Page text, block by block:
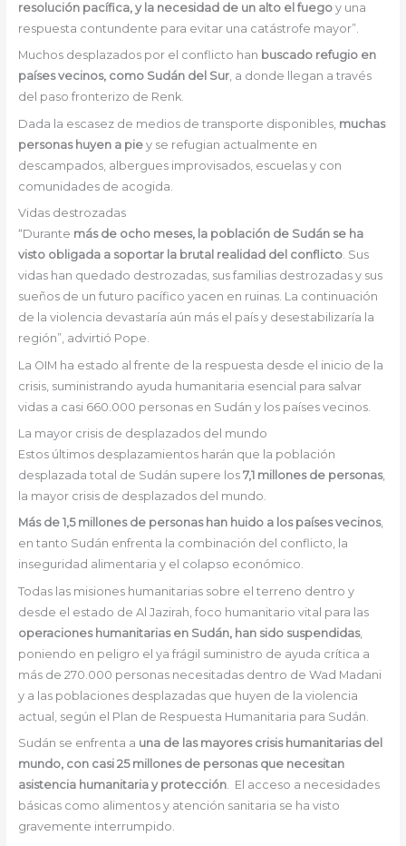
resolución pacífica, y la necesidad de un alto el fuegoy una
respuesta contundente para evitar una catástrofe mayor”.
Muchos desplazados por el conflicto han buscado refugio en
países vecinos, como Sudán del Sur, a donde llegan a través
del paso fronterizo de Renk.
Dada la escasez de medios de transporte disponibles, muchas
personas huyen a piey se refugian actualmente en
descampados, albergues improvisados, escuelas y con
comunidades de acogida.
Vidas destrozadas
“Durante más de ocho meses, la población de Sudán se ha
visto obligada a soportar la brutal realidad del conflicto. Sus
vidas han quedado destrozadas, sus familias destrozadas y sus
sueños de un futuro pacífico yacen en ruinas. La continuación
de la violencia devastaría aún más el país y desestabilizaría la
región”, advirtió Pope.
La OIM ha estado al frente de la respuesta desde el inicio de la
crisis, suministrando ayuda humanitaria esencial para salvar
vidas a casi 660.000 personas en Sudán y los países vecinos.
La mayor crisis de desplazados del mundo
Estos últimos desplazamientos harán que la población
desplazada total de Sudán supere los 7,1 millones de personas,
la mayor crisis de desplazados del mundo.
Más de 1,5 millones de personas han huido a los países vecinos,
en tanto Sudán enfrenta la combinación del conflicto, la
inseguridad alimentaria y el colapso económico.
Todas las misiones humanitarias sobre el terreno dentro y
desde el estado de Al Jazirah, foco humanitario vital para las
operaciones humanitarias en Sudán, han sido suspendidas,
poniendo en peligro el ya frágil suministro de ayuda crítica a
más de 270.000 personas necesitadas dentro de Wad Madani
y a las poblaciones desplazadas que huyen de la violencia
actual, según el Plan de Respuesta Humanitaria para Sudán.
Sudán se enfrenta a una de las mayores crisis humanitarias del
mundo, con casi 25 millones de personas que necesitan
asistencia humanitaria y protección. El acceso a necesidades
básicas como alimentos y atención sanitaria se ha visto
gravemente interrumpido.